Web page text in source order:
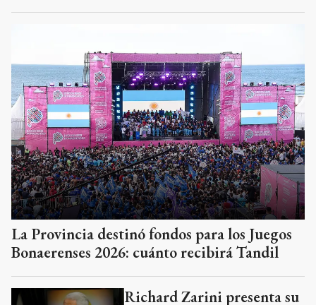
La Provincia destinó fondos para los Juegos
Bonaerenses 2026: cuánto recibirá Tandil
Richard Zarini presenta su